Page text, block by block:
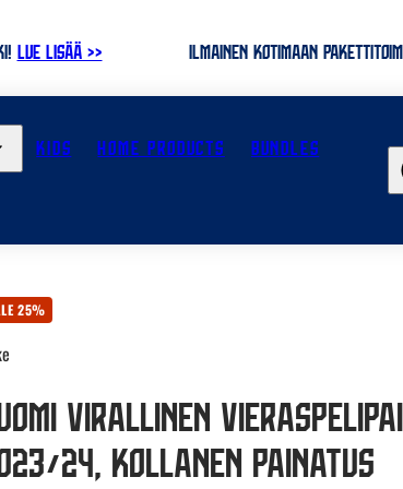
LUE LISÄÄ >> ILMAINEN KOTIMAAN
KIDS HOME PRODUCTS BUNDLES
25%
Virallinen
24, Kollanen painatus